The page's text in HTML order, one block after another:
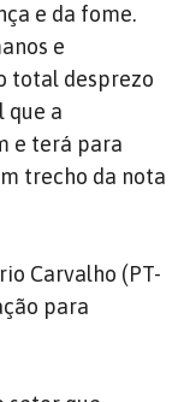
e da fome.
e
total desprezo
que a
e terá para
trecho da nota
Carvalho (PT-
para